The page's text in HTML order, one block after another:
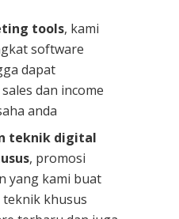
tools, kami
software
dapat
dan income
anda
teknik digital
, promosi
yang kami buat
khusus